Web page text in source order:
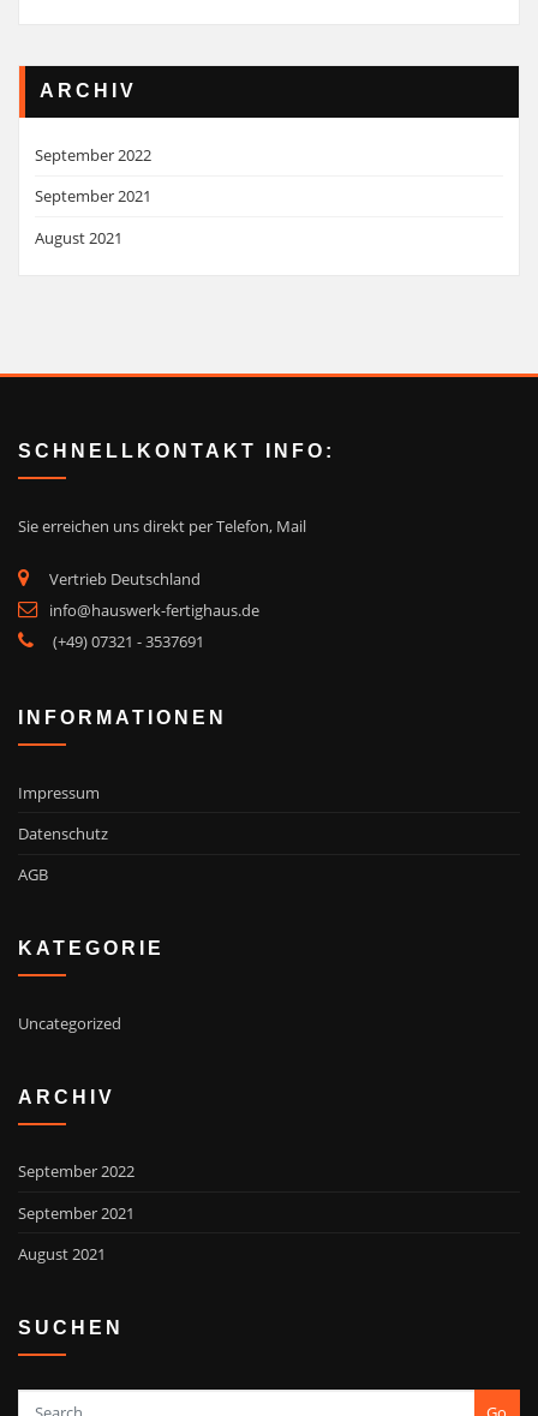
ARCHIV
September 2022
September 2021
August 2021
SCHNELLKONTAKT INFO:
Sie erreichen uns direkt per Telefon, Mail
Vertrieb Deutschland
info@hauswerk-fertighaus.de
(+49) 07321 - 3537691
INFORMATIONEN
Impressum
Datenschutz
AGB
KATEGORIE
Uncategorized
ARCHIV
September 2022
September 2021
August 2021
SUCHEN